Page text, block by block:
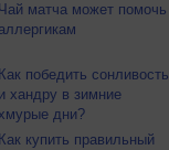
Чай матча может помочь
аллергикам
Как победить сонливость
и хандру в зимние
дни?
Как купить правильный